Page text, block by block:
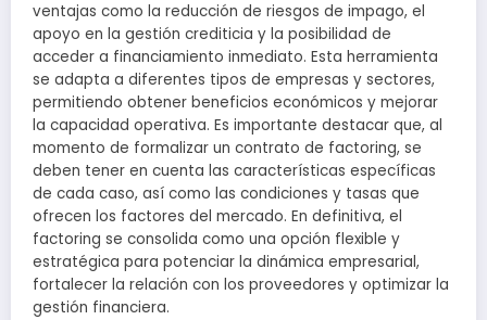
ventajas como la reducción de riesgos de impago, el
apoyo en la gestión crediticia y la posibilidad de
acceder a financiamiento inmediato. Esta herramienta
se adapta a diferentes tipos de empresas y sectores,
permitiendo obtener beneficios económicos y mejorar
la capacidad operativa. Es importante destacar que, al
momento de formalizar un contrato de factoring, se
deben tener en cuenta las características específicas
de cada caso, así como las condiciones y tasas que
ofrecen los factores del mercado. En definitiva, el
factoring se consolida como una opción flexible y
estratégica para potenciar la dinámica empresarial,
fortalecer la relación con los proveedores y optimizar la
gestión financiera.